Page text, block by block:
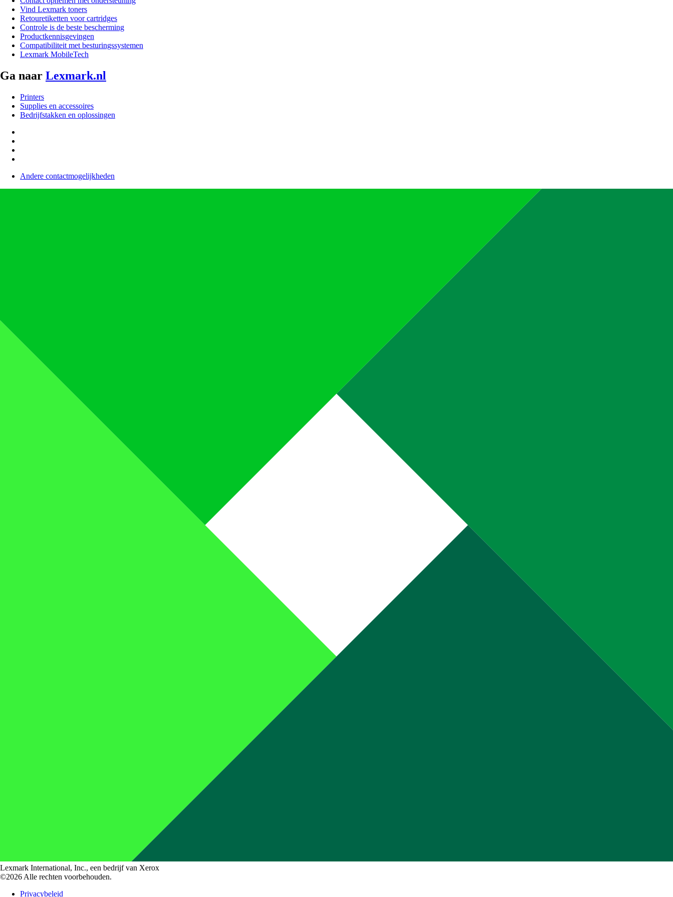
Vind Lexmark toners
Retouretiketten voor cartridges
Controle is de beste bescherming
Productkennisgevingen
Compatibiliteit met besturingssystemen
Lexmark MobileTech
Ga naar Lexmark.nl
Printers
Supplies en accessoires
Bedrijfstakken en oplossingen
Andere contactmogelijkheden
Lexmark International, Inc., een bedrijf van Xerox
©2026 Alle rechten voorbehouden.
Privacybeleid